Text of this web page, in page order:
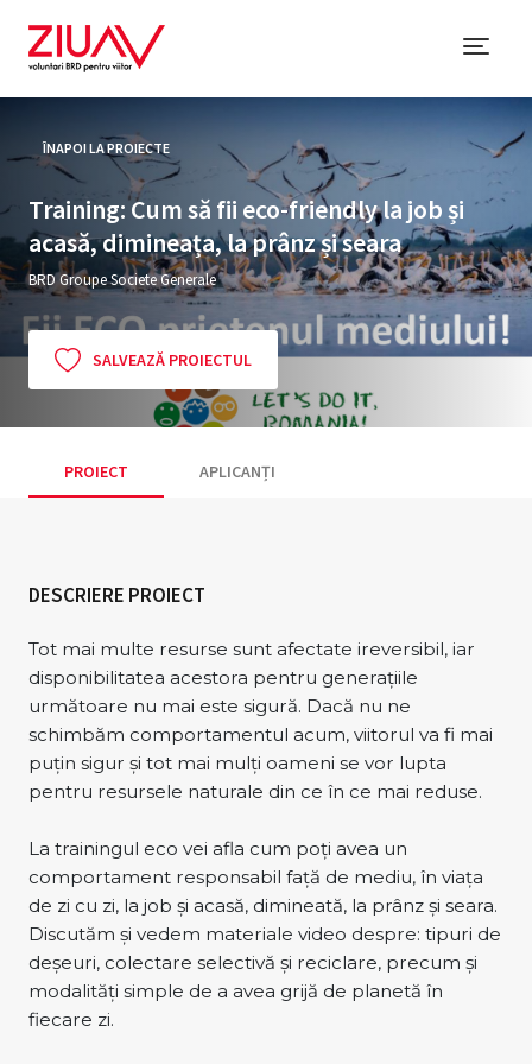
ÎNAPOI LA PROIECTE
Training: Cum să fii eco-friendly la job și
acasă, dimineața, la prânz și seara
BRD Groupe Societe Generale
SALVEAZĂ PROIECTUL
PROIECT APLICANȚI
DESCRIERE PROIECT
Tot mai multe resurse sunt afectate ireversibil, iar
disponibilitatea acestora pentru generațiile
următoare nu mai este sigură. Dacă nu ne
schimbăm comportamentul acum, viitorul va fi mai
puțin sigur și tot mai mulți oameni se vor lupta
pentru resursele naturale din ce în ce mai reduse.
La trainingul eco vei afla cum poți avea un
comportament responsabil față de mediu, în viața
de zi cu zi, la job și acasă, dimineată, la prânz și seara.
Discutăm și vedem materiale video despre: tipuri de
deșeuri, colectare selectivă și reciclare, precum și
modalități simple de a avea grijă de planetă în
fiecare zi.